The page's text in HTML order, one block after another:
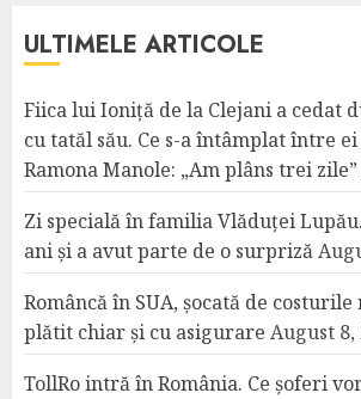
ULTIMELE ARTICOLE
Fiica lui Ioniță de la Clejani a cedat
cu tatăl său. Ce s-a întâmplat între
Ramona Manole: „Am plâns trei zile”
Zi specială în familia Vlăduței
ani și a avut parte de o surpriză
Româncă în SUA, șocată de costurile
plătit chiar și cu asigurare August 8,
TollRo intră în România. Ce șoferi